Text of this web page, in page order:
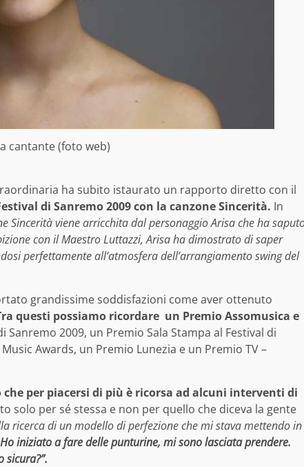
cantante (foto web)
ha subito istaurato un rapporto diretto con il
di Sanremo 2009 con la canzone Sincerità. In
Sincerità viene arricchita dal personaggio Arisa che ha
con il Maestro Luttazzi, Arisa ha dimostrato di saper
perfettamente all’atmosfera dell’arrangiamento swing del
grandissime soddisfazioni come aver ottenuto
questi possiamo ricordare un Premio Assomusica e
Sanremo 2009, un Premio Sala Stampa al Festival di
Awards, un Premio Lunezia e un Premio TV –
per piacersi di più è ricorsa ad alcuni interventi di
solo per sé stessa e non per quello che diceva la gente
ricerca di un modello di perfezione che mi stava mettendo in
Ho iniziato a fare delle punturine, mi sono lasciata prendere.
sicura?”.